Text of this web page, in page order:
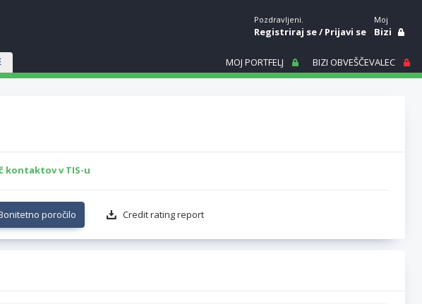
Pozdravljeni.
Registriraj se/Prijavi se
Moj
Bizi
MOJ PORTFELJ BIZI OBVEŠČEVALEC
kontaktov v TIS-u
poročilo Credit rating report